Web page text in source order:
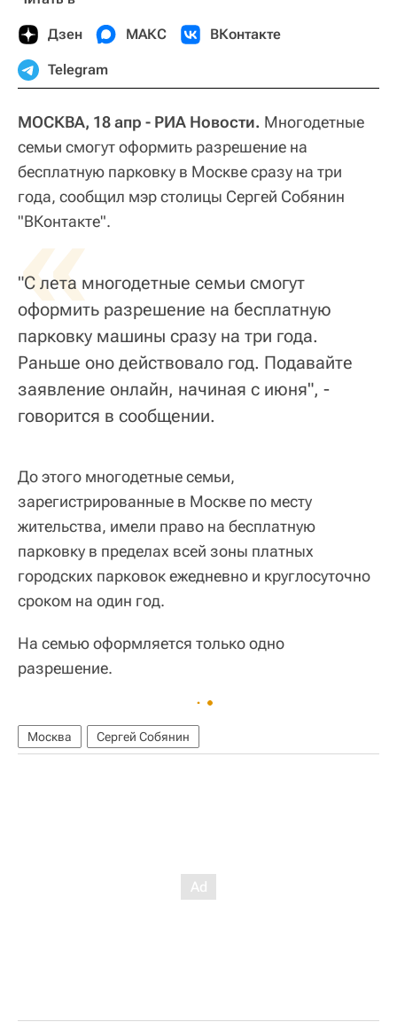
Дзен МАКС ВКонтакте
Telegram
МОСКВА, 18 апр - РИА Новости. Многодетные
семьи смогут оформить разрешение на
бесплатную парковку в Москве сразу на три
года, сообщил мэр столицы Сергей Собянин
"ВКонтакте".
«
"С лета многодетные семьи смогут
оформить разрешение на бесплатную
парковку машины сразу на три года.
Раньше оно действовало год. Подавайте
заявление онлайн, начиная с июня", -
говорится в сообщении.
До этого многодетные семьи,
зарегистрированные в Москве по месту
жительства, имели право на бесплатную
парковку в пределах всей зоны платных
городских парковок ежедневно и круглосуточно
сроком на один год.
На семью оформляется только одно
разрешение.
Москва Сергей Собянин